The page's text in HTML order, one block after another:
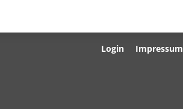
Navigation
Login Impressum